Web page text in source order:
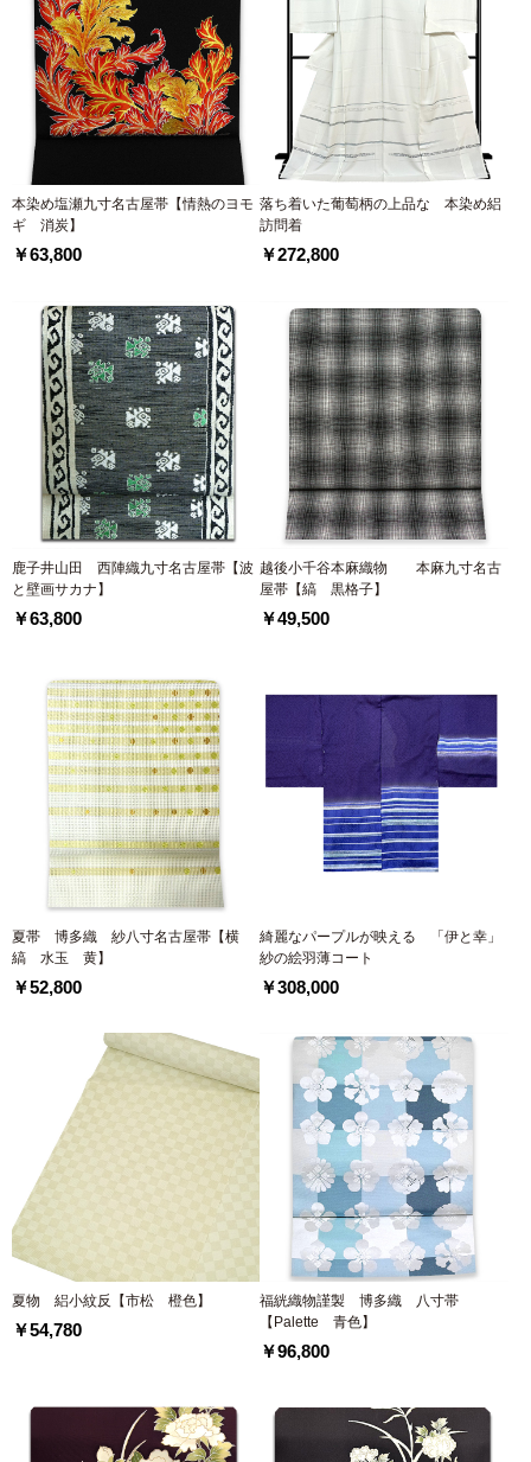
本染め塩瀬九寸名古屋帯【情熱のヨモ
ギ 消炭】
￥63,800
落ち着いた葡萄柄の上品な 本染め絽
訪問着
￥272,800
鹿子井山田 西陣織九寸名古屋帯【波
と壁画サカナ】
￥63,800
越後小千谷本麻織物 本麻九寸名古
屋帯【縞 黒格子】
￥49,500
夏帯 博多織 紗八寸名古屋帯【横
縞 水玉 黄】
￥52,800
綺麗なパープルが映える 「伊と幸」
紗の絵羽薄コート
￥308,000
夏物 絽小紋反【市松 橙色】
￥54,780
福絖織物謹製 博多織 八寸帯
【Palette 青色】
￥96,800